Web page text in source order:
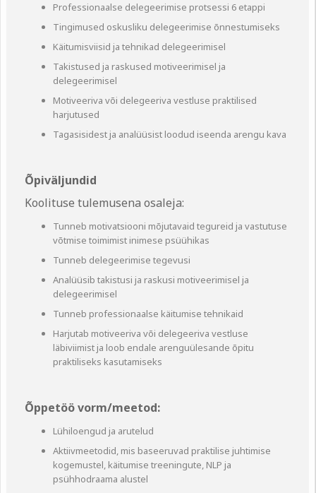
Professionaalse delegeerimise protsessi 6 etappi
Tingimused oskusliku delegeerimise õnnestumiseks
Käitumisviisid ja tehnikad delegeerimisel
Takistused ja raskused motiveerimisel ja
delegeerimisel
Motiveeriva või delegeeriva vestluse praktilised
harjutused
Tagasisidest ja analüüsist loodud iseenda arengu kava
Õpiväljundid
Koolituse tulemusena osaleja:
Tunneb motivatsiooni mõjutavaid tegureid ja vastutuse
võtmise toimimist inimese psüühikas
Tunneb delegeerimise tegevusi
Analüüsib takistusi ja raskusi motiveerimisel ja
delegeerimisel
Tunneb professionaalse käitumise tehnikaid
Harjutab motiveeriva või delegeeriva vestluse
läbiviimist ja loob endale arenguülesande õpitu
praktiliseks kasutamiseks
Õppetöö vorm/meetod:
Lühiloengud ja arutelud
Aktiivmeetodid, mis baseeruvad praktilise juhtimise
kogemustel, käitumise treeningute, NLP ja
psühhodraama alustel